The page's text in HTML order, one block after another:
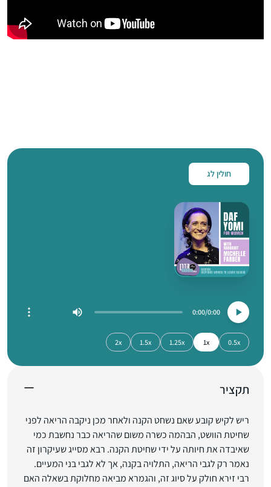
חולין לג
0:00
0:00
0.5x
1x
1.25x
1.5x
2x
תקציר
ריש לקיש קובע שאם נשחט הקנה ולאחר מכן ניקבה הריאה לפני
שחיטת הוושט, הבהמה כשרה משום שהריאה כבר נחשבת כמי
שאיבדה את חיותה על ידי שחיטת הקנה. רבא מסייג שעיקרון זה
נאמר רק לגבי הריאה, התלויה בקנה, אך לא לגבי בני המעיים.
רבי זירא חולק על סיוג זה, והגמרא מביאה מחלוקת בשאלה האם